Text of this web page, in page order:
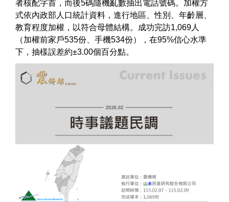
者核配字首，而後5碼隨機亂數抽出電話號碼。加權方
式依內政部人口統計資料，進行地區、性別、年齡層、
教育程度加權，以符合母體結構。成功完訪1,069人
（加權前家戶535份、手機534份），在95%信心水準
下，抽樣誤差約±3.00個百分點。